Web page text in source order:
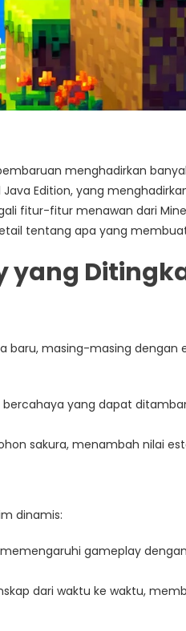
menghadirkan
Edition, yang
fitur-fitur menawan dari
tentang apa yang
yang
baru, masing-masing dengan
bercahaya yang dapat
sakura, menambah nilai
dinamis:
gameplay
dari waktu ke waktu,